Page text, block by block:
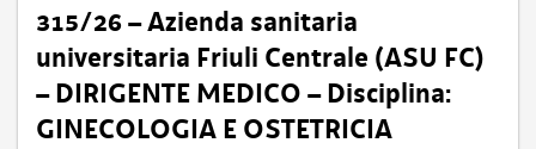
315/26 – Azienda sanitaria
universitaria Friuli Centrale (ASU FC)
– DIRIGENTE MEDICO – Disciplina:
GINECOLOGIA E OSTETRICIA